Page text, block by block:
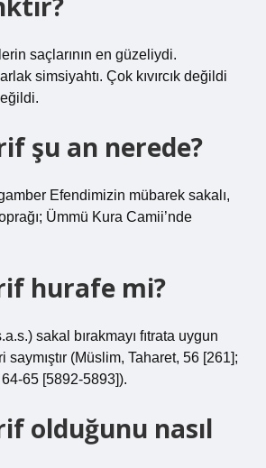
saçlarının en güzeliydi.
simsiyahtı. Çok kıvırcık değildi
şu an nerede?
Efendimizin mübarek sakalı,
Ümmü Kura Camii’nde
hurafe mi?
sakal bırakmayı fıtrata uygun
saymıştır (Müslim, Taharet, 56 [261];
65 [5892-5893]).
olduğunu nasıl